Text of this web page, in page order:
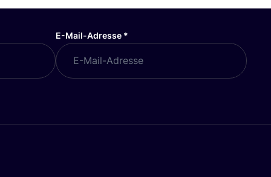
E-Mail-Adresse *